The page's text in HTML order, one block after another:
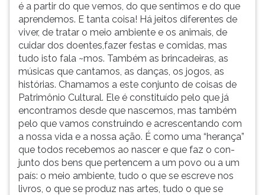
é a partir do que vemos, do que sentimos e do que
aprendemos. E tanta coisa! Há jeitos diferentes de
viver, de tratar o meio ambiente e os animais, de
cuidar dos doentes,fazer festas e comidas, mas
tudo isto fala ~mos. Também as brincadeiras, as
músicas que ­cantamos, as danças, os jogos, as
histórias. Chamamos a este conjunto de coisas de
Patrimônio Cultural. Ele é constituído pelo que já
encontramos desde que nascemos, mas também
pelo que vamos construindo e acrescentando com
a nossa vida e a nossa ação. É como uma “herança”
que todos recebemos ao nascer e que faz o con­
junto dos bens que pertencem a um povo ou a um
país: o meio ambiente, tudo o que se es­creve nos
livros, o que se produz nas artes, tudo o que se